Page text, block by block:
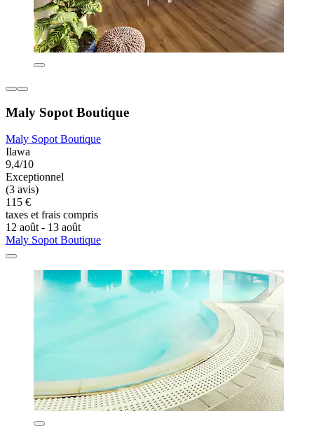
Maly Sopot Boutique
Maly Sopot Boutique
Ilawa
9,4/10
Exceptionnel
(3 avis)
115 €
taxes et frais compris
12 août - 13 août
Maly Sopot Boutique